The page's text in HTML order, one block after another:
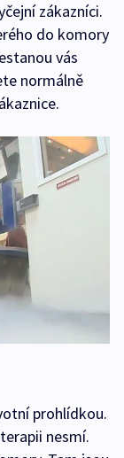
zákazníci.
do komory
vás
normálně
prohlídkou.
nesmí.